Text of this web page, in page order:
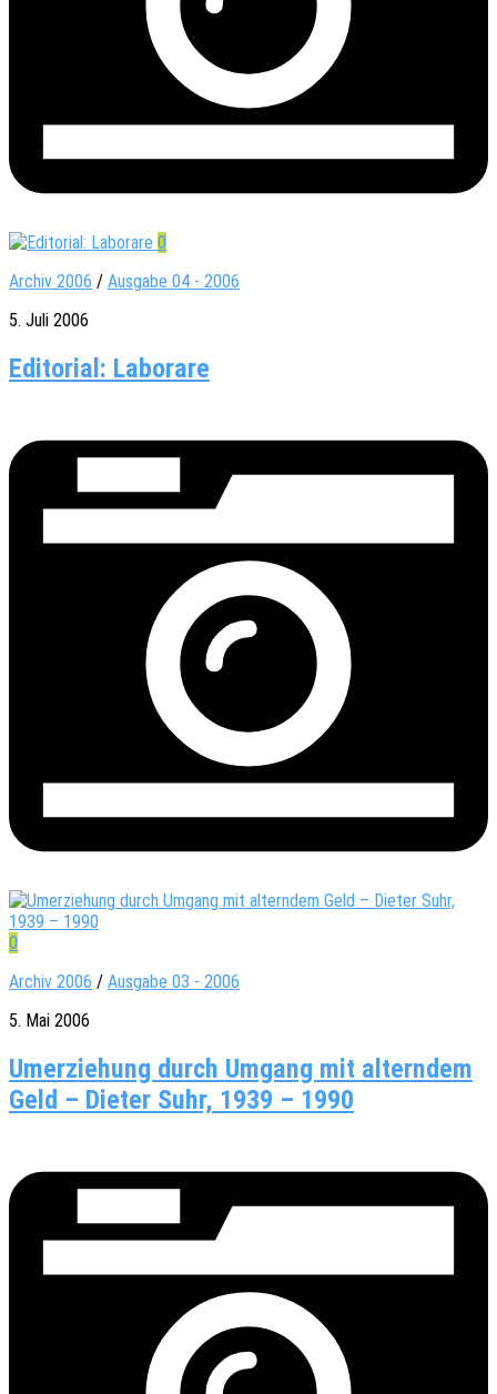
0
Archiv 2006 / Ausgabe 04 - 2006
5. Juli 2006
Editorial: Laborare
0
Archiv 2006 / Ausgabe 03 - 2006
5. Mai 2006
Umerziehung durch Umgang mit alterndem
Geld – Dieter Suhr, 1939 – 1990